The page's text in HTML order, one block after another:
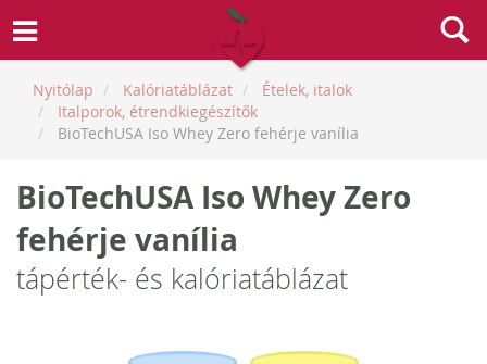
Nyitólap Kalóriatáblázat
Ételek, italok
Italporok, étrendkiegészítők
BioTechUSA Iso Whey Zero fehérje vanília
BioTechUSA Iso Whey Zero
fehérje vanília
tápérték- és kalóriatáblázat